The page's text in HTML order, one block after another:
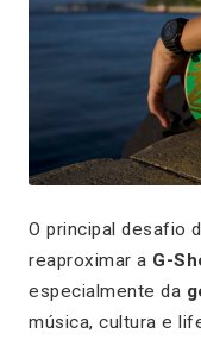
O principal desafio
reaproximar a G-
especialmente da
música, cultura e